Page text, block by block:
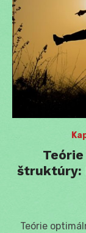
štruktúry:
Teórie